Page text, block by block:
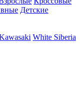
Детские
White Siberia